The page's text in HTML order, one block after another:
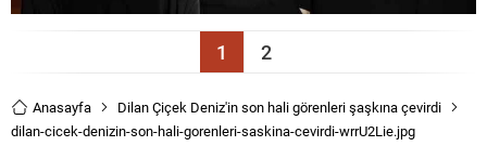
1 2
Anasayfa
Dilan Çiçek Deniz'in son hali görenleri şaşkına çevirdi
dilan-cicek-denizin-son-hali-gorenleri-saskina-cevirdi-wrrU2Lie.jpg